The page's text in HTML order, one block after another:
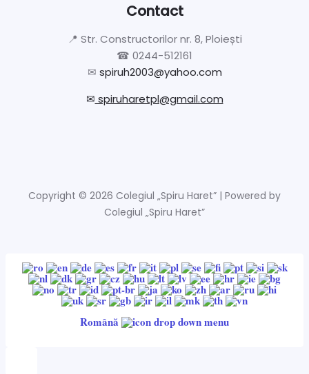
Contact
📍 Str. Constructorilor nr. 8, Ploiești
☎ 0244-512161
✉ spiruh2003@yahoo.com
✉ spiruharetpl@gmail.com
Copyright © 2026 Colegiul „Spiru Haret” | Powered by
Colegiul „Spiru Haret”
Română